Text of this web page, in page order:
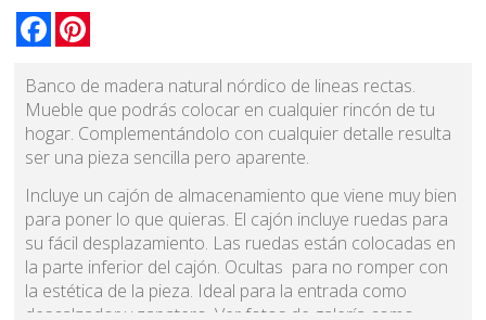
Facebook
Banco de madera natural nórdico de lineas rectas.
Mueble que podrás colocar en cualquier rincón de tu
hogar. Complementándolo con cualquier detalle resulta
ser una pieza sencilla pero aparente.
Incluye un cajón de almacenamiento que viene muy bien
para poner lo que quieras. El cajón incluye ruedas para
su fácil desplazamiento. Las ruedas están colocadas en
la parte inferior del cajón. Ocultas para no romper con
la estética de la pieza. Ideal para la entrada como
descalzador y zapatero. Ver fotos de galería como